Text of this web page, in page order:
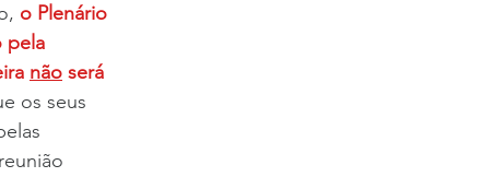
o Plenário
pela
não será
os seus